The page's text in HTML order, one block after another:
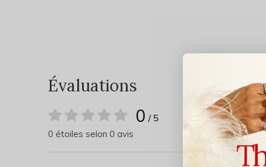
Évaluations
0 / 5
0 étoiles selon 0 avis